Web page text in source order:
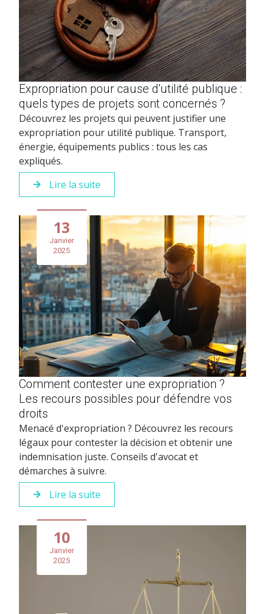
Expropriation pour cause d'utilité publique :
quels types de projets sont concernés ?
Découvrez les projets qui peuvent justifier une
expropriation pour utilité publique. Transport,
énergie, équipements publics : tous les cas
expliqués.
Lire la suite
13
Janvier
2025
Comment contester une expropriation ?
Les recours possibles pour défendre vos
droits
Menacé d'expropriation ? Découvrez les recours
légaux pour contester la décision et obtenir une
indemnisation juste. Conseils d'avocat et
démarches à suivre.
Lire la suite
10
Janvier
2025